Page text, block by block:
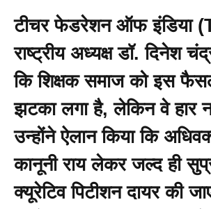
टीचर फेडरेशन ऑफ इंडिया
राष्ट्रीय अध्यक्ष डॉ. दिनेश
कि शिक्षक समाज को इस
झटका लगा है, लेकिन वे हार
उन्होंने ऐलान किया कि
कानूनी राय लेकर जल्द ही
क्यूरेटिव पिटीशन दायर की